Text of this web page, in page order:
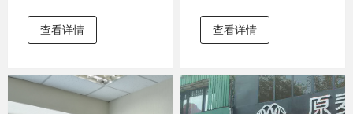
查看详情 查看详情